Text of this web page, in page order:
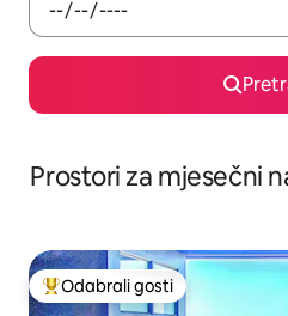
Prostori za mjesečni
Među najviše rangiranima s
Odabrali gosti